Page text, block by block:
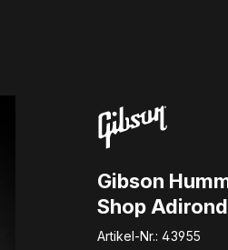
Gibson
Shop
Artikel-Nr.: 43955